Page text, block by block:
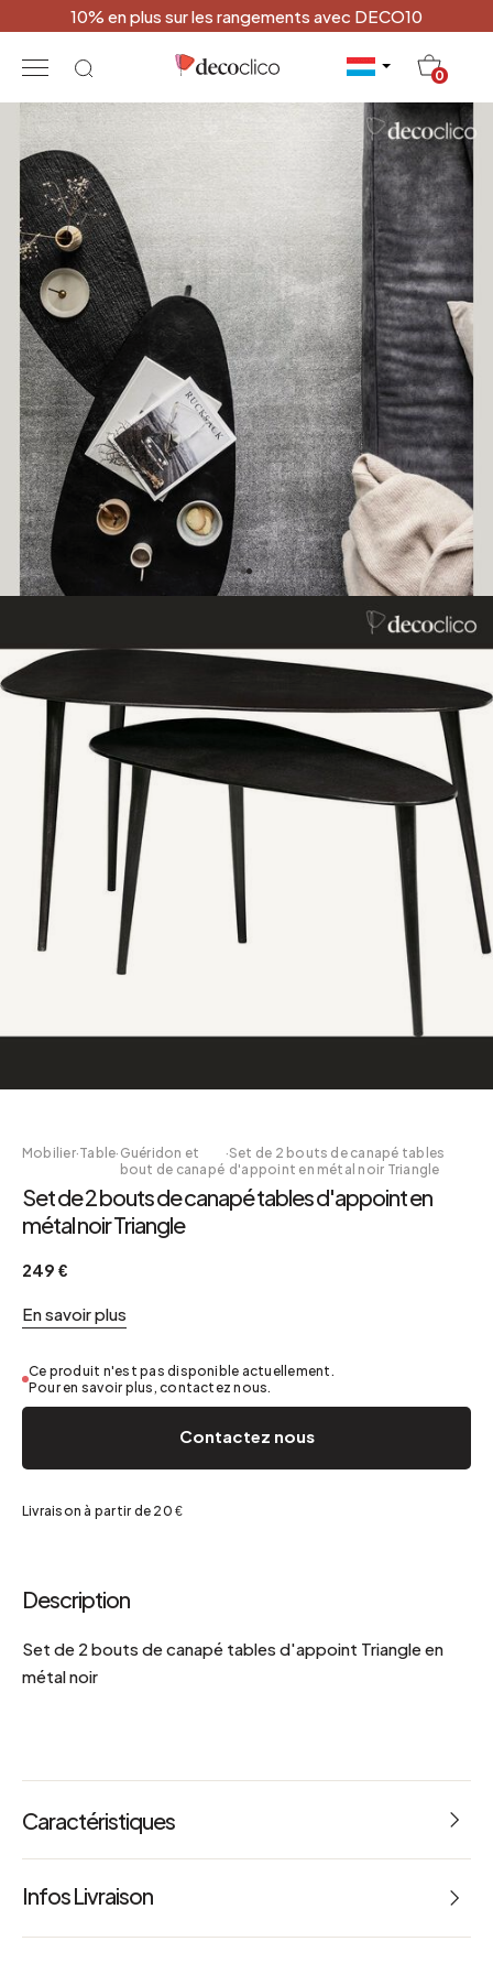
10% en plus sur les rangements avec DECO10
0
Mobilier·Table· Guéridon et
bout de canapé
·Set de 2 bouts de canapé tables
d'appoint en métal noir Triangle
Set de 2 bouts de canapé tables d'appoint en
métal noir Triangle
249 €
En savoir plus
Ce produit n'est pas disponible actuellement.
Pour en savoir plus, contactez nous.
Contactez nous
Livraison à partir de 20 €
Description
Set de 2 bouts de canapé tables d'appoint Triangle en
métal noir
Caractéristiques
Dimensions : L 49 x l 89 x h 49 cm
Infos Livraison